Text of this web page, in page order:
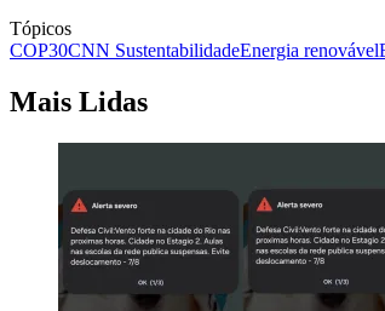
Tópicos
COP30CNN SustentabilidadeEnergia renovável
Mais Lidas